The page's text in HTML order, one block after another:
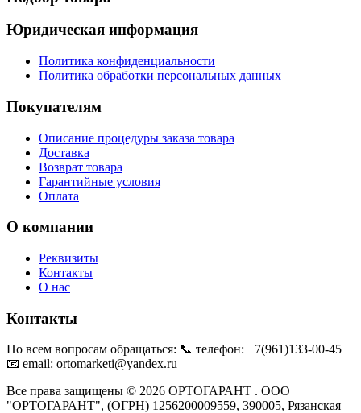
790,00 ₽
Опции
выбрать
на
Юридическая информация
Политика конфиденциальности
Политика обработки персональных данных
Покупателям
Описание процедуры заказа товара
Доставка
Возврат товара
Гарантийные условия
Оплата
О компании
Реквизиты
Контакты
О нас
Контакты
По всем вопросам обращаться: 📞 телефон: +7(961)133-00-45
📧 email: ortomarketi@yandex.ru
Все права защищены © 2026 ОРТОГАРАНТ . ООО
"ОРТОГАРАНТ", (ОГРН) 1256200009559, 390005, Рязанская